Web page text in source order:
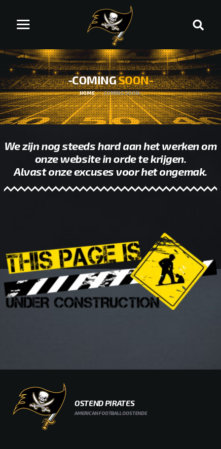
-COMINGSOON-
HOME -COMING SOON-
We zijn nog steeds hard aan het werken om
onze website in orde te krijgen.
Alvast onze excuses voor het ongemak.
OSTEND PIRATES
AMERICAN FOOTBALL OOSTENDE